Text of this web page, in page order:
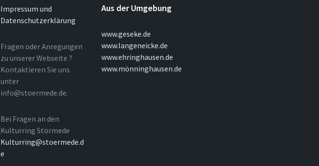
Impressum und
Datenschutzerklärung
Fragen oder Anregungen
zu unserer Webseite ?
Kontaktieren Sie uns
unter
info@stoermede.de.
Bei Fragen an den
Kulturring Störmede
Kulturring@stoermede.d
e
Aus der Umgebung
www.geseke.de
www.langeneicke.de
www.ehringhausen.de
www.mönninghausen.de